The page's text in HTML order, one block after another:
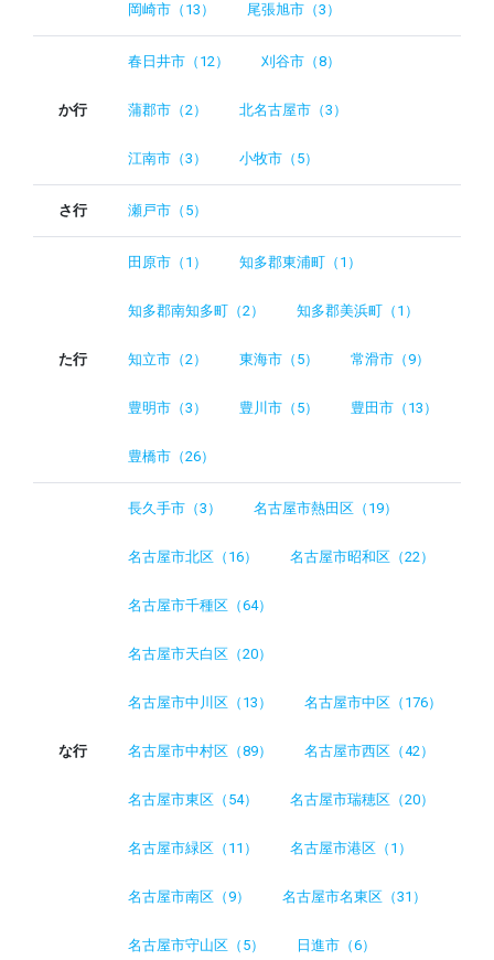
岡崎市（13） 尾張旭市（3）
か行
春日井市（12） 刈谷市（8）
蒲郡市（2） 北名古屋市（3）
江南市（3） 小牧市（5）
さ行 瀬戸市（5）
た行
田原市（1） 知多郡東浦町（1）
知多郡南知多町（2） 知多郡美浜町（1）
知立市（2） 東海市（5） 常滑市（9）
豊明市（3） 豊川市（5） 豊田市（13）
豊橋市（26）
な行
長久手市（3） 名古屋市熱田区（19）
名古屋市北区（16） 名古屋市昭和区（22）
名古屋市千種区（64）
名古屋市天白区（20）
名古屋市中川区（13） 名古屋市中区（176）
名古屋市中村区（89） 名古屋市西区（42）
名古屋市東区（54） 名古屋市瑞穂区（20）
名古屋市緑区（11） 名古屋市港区（1）
名古屋市南区（9） 名古屋市名東区（31）
名古屋市守山区（5） 日進市（6）